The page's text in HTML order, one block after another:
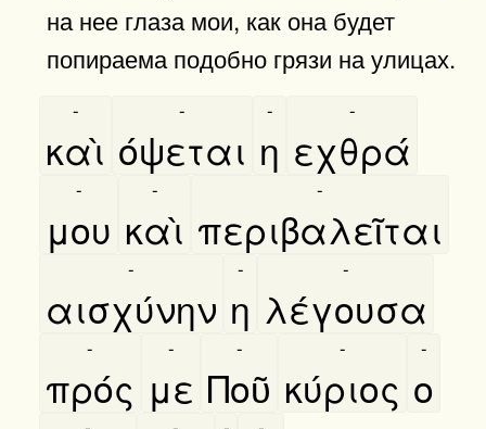
на нее глаза мои, как она будет
попираема подобно грязи на улицах.
καὶ
-
όψεται
-
η
-
εχθρά
-
μου
-
καὶ
-
περιβαλεῖται
-
αισχύνην
-
η
-
λέγουσα
-
πρός
-
με
-
Ποῦ
-
κύριος
-
ο
-